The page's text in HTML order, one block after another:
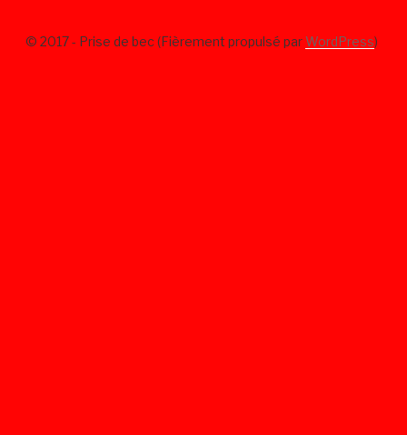
© 2017 - Prise de bec (Fièrement propulsé parWordPress)